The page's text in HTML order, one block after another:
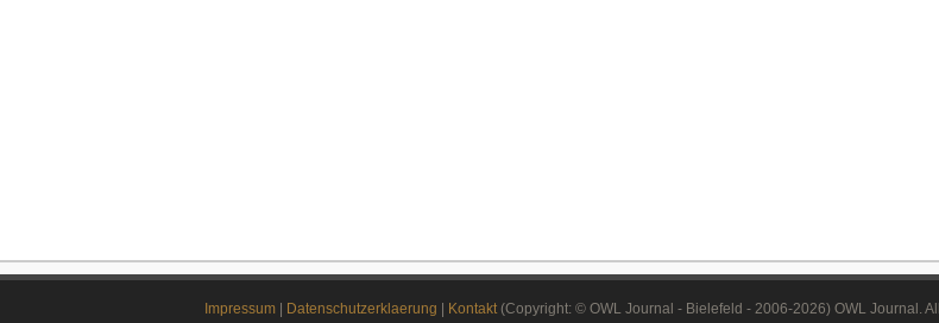
Impressum Datenschutzerklaerung Kontakt(Copyright: © OWL Journal - Bielefeld - 2006-2026) OWL Journal.